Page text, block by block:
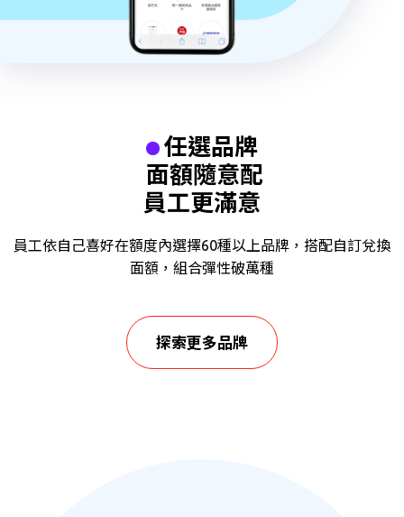
任選品牌
面額隨意配
員工更滿意
員工依自己喜好在額度內選擇60種以上品牌，搭配自訂兌換
面額，組合彈性破萬種
探索更多品牌